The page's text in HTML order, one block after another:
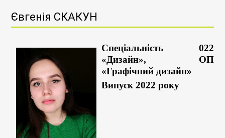
Євгенія СКАКУН
Спеціальність 022
«Дизайн», ОП
«Графічний дизайн»
Випуск 2022 року